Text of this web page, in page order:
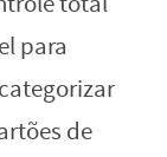
para
de